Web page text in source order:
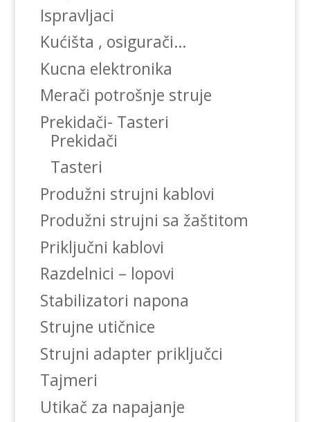
Ispravljaci
Kućišta , osigurači…
Kucna elektronika
Merači potrošnje struje
Prekidači- Tasteri
Prekidači
Tasteri
Produžni strujni kablovi
Produžni strujni sa žaštitom
Priključni kablovi
Razdelnici – lopovi
Stabilizatori napona
Strujne utičnice
Strujni adapter priključci
Tajmeri
Utikač za napajanje